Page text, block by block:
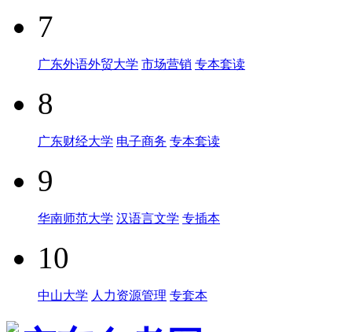
7
广东外语外贸大学 市场营销 专本套读
8
广东财经大学 电子商务 专本套读
9
华南师范大学 汉语言文学 专插本
10
中山大学 人力资源管理 专套本